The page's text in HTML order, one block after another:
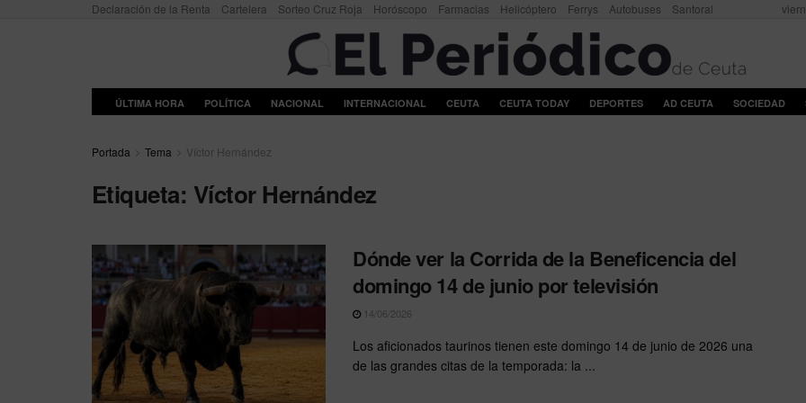
Declaración de la Renta Cartelera Sorteo Cruz Roja Horóscopo Farmacias Helicóptero Ferrys Autobuses Santoral
ÚLTIMA HORA POLÍTICA NACIONAL INTERNACIONAL CEUTA CEUTA TODAY DEPORTES AD CEUTA SOCIEDAD
Portada Tema Víctor Hernández
Etiqueta: Víctor Hernández
Dónde ver la Corrida de la Beneficencia del
domingo 14 de junio por televisión
14/06/2026
Los aficionados taurinos tienen este domingo 14 de junio de 2026 una
de las grandes citas de la temporada: la ...